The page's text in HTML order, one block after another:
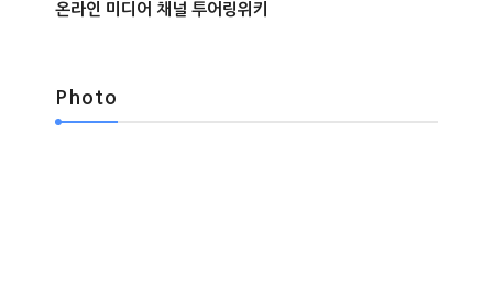
 

온라인 미디어 채널 투어링위키
Photo